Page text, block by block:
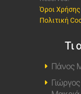
Όροι Χρήσης
Πολιτική
Τι
Πάνος